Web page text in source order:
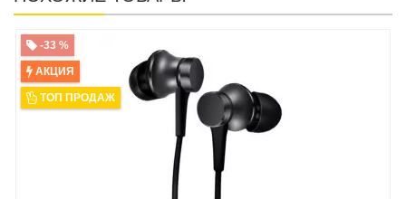
-33 %
АКЦИЯ
ТОП ПРОДАЖ